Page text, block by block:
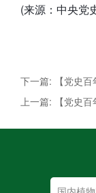
(来源：中央党
下一篇: 【党史百
上一篇: 【党史